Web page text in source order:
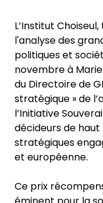
L’Institut
l'analyse des
politiques et
novembre à
du Directoire de
stratégique » de
l’Initiative
décideurs de haut
stratégiques
et européenne.
Ce prix